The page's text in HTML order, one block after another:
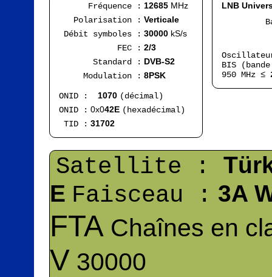
Fréquence : 12685 MHz
Polarisation : Verticale
Débit symboles : 30000 kS/s
FEC : 2/3
Standard : DVB-S2
Modulation : 8PSK
ONID : 1070 (décimal)
ONID : 0x042E (hexadécimal)
TID : 31702
LNB
BIS
950 MHz ≤
Satellite :
E Faisceau : 3A
FTA Chaînes en
V 30000